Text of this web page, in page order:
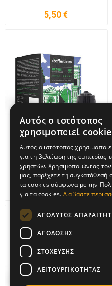
5,50 €
Ιταλικός Καφές Espresso
Συμβατός με Dolce Gusto IL
Caffe Italiano Firenze - 16
Κάψουλες
5,20 €
Αυτός ο ιστότοπος
χρησιμοποιεί
Αυτός ο ιστότοπος
για τη βελτίωση της εμπειρίας
χρηστών. Χρησιμοποιώντας
μας, παρέχετε τη συγκατάθεσή
τα cookies σύμφωνα με την
για τα cookies. Διαβάστε
ΑΠΟΛΎΤΩΣ
ΑΠΌΔΟΣΗΣ
ΣΤΌΧΕΥΣΗΣ
ΛΕΙΤΟΥΡΓΙΚΌΤΗΤΑΣ